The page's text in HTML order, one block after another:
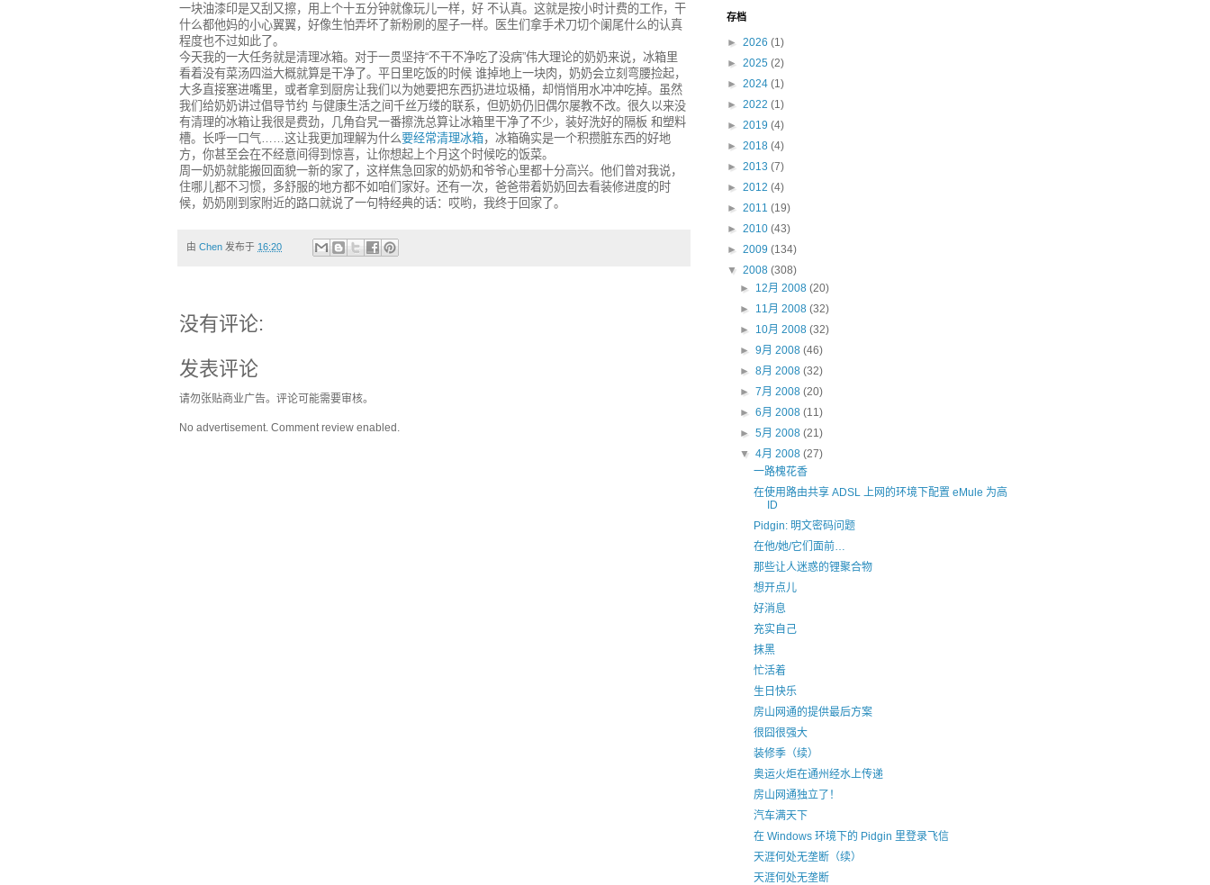
一块油漆印是又刮又擦，用上个十五分钟就像玩儿一样，好 不认真。这就是按小时计费的工作，干
什么都他妈的小心翼翼，好像生怕弄坏了新粉刷的屋子一样。医生们拿手术刀切个阑尾什么的认真
程度也不过如此了。
今天我的一大任务就是清理冰箱。对于一贯坚持“不干不净吃了没病”伟大理论的奶奶来说，冰箱里
看着没有菜汤四溢大概就算是干净了。平日里吃饭的时候 谁掉地上一块肉，奶奶会立刻弯腰捡起，
大多直接塞进嘴里，或者拿到厨房让我们以为她要把东西扔进垃圾桶，却悄悄用水冲冲吃掉。虽然
我们给奶奶讲过倡导节约 与健康生活之间千丝万缕的联系，但奶奶仍旧偶尔屡教不改。很久以来没
有清理的冰箱让我很是费劲，几角旮旯一番擦洗总算让冰箱里干净了不少，装好洗好的隔板 和塑料
槽。长呼一口气……这让我更加理解为什么要经常清理冰箱，冰箱确实是一个积攒脏东西的好地
方，你甚至会在不经意间得到惊喜，让你想起上个月这个时候吃的饭菜。
周一奶奶就能搬回面貌一新的家了，这样焦急回家的奶奶和爷爷心里都十分高兴。他们曾对我说，
住哪儿都不习惯，多舒服的地方都不如咱们家好。还有一次，爸爸带着奶奶回去看装修进度的时
候，奶奶刚到家附近的路口就说了一句特经典的话：哎哟，我终于回家了。
由 Chen 发布于 16:20
没有评论:
发表评论
请勿张贴商业广告。评论可能需要审核。
No advertisement. Comment review enabled.
存档
► 2026 (1)
► 2025 (2)
► 2024 (1)
► 2022 (1)
► 2019 (4)
► 2018 (4)
► 2013 (7)
► 2012 (4)
► 2011 (19)
► 2010 (43)
► 2009 (134)
▼ 2008 (308)
► 12月 2008(20)
► 11月 2008(32)
► 10月 2008(32)
►9月 2008(46)
►8月 2008(32)
►7月 2008(20)
►6月 2008(11)
►5月 2008(21)
▼4月 2008(27)
一路槐花香
在使用路由共享 ADSL 上网的环境下配置 eMule 为高
ID
Pidgin: 明文密码问题
在他/她/它们面前…
那些让人迷惑的锂聚合物
想开点儿
好消息
充实自己
抹黑
忙活着
生日快乐
房山网通的提供最后方案
很囧很强大
装修季（续）
奥运火炬在通州经水上传递
房山网通独立了！
汽车满天下
在 Windows 环境下的 Pidgin 里登录飞信
天涯何处无垄断（续）
天涯何处无垄断